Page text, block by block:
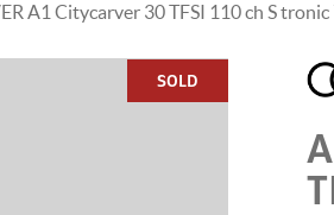
A1 Citycarver 30 TFSI 110 ch S tronic
SOLD